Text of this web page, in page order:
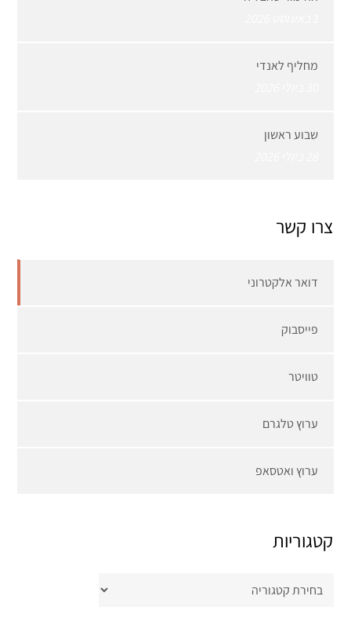
מחליף לאנדי
שבוע ראשון
צרו קשר
דואר אלקטרוני
פייסבוק
טוויטר
ערוץ טלגרם
ערוץ ואטסאפ
קטגוריות